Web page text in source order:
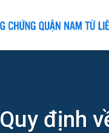
Quy định